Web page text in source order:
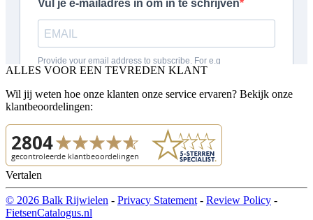
ALLES VOOR EEN TEVREDEN KLANT
Wil jij weten hoe onze klanten onze service ervaren? Bekijk onze
klantbeoordelingen:
Vertalen
© 2026 Balk Rijwielen - Privacy Statement - Review Policy -
FietsenCatalogus.nl